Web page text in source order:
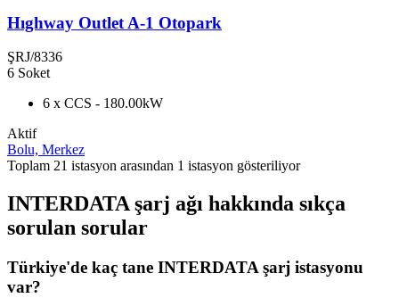
Hıghway Outlet A-1 Otopark
ŞRJ/8336
6 Soket
6 x CCS - 180.00kW
Aktif
Bolu, Merkez
Toplam 21 istasyon arasından 1 istasyon gösteriliyor
INTERDATA şarj ağı hakkında sıkça
sorulan sorular
Türkiye'de kaç tane INTERDATA şarj istasyonu
var?